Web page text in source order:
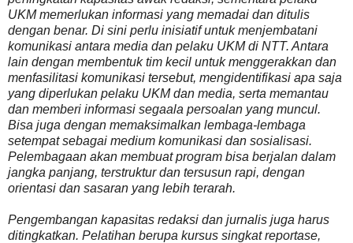
UKM memerlukan informasi yang memadai dan ditulis
dengan benar. Di sini perlu inisiatif untuk menjembatani
komunikasi antara media dan pelaku UKM di NTT. Antara
lain dengan membentuk tim kecil untuk menggerakkan dan
menfasilitasi komunikasi tersebut, mengidentifikasi apa saja
yang diperlukan pelaku UKM dan media, serta memantau
dan memberi informasi segaala persoalan yang muncul.
Bisa juga dengan memaksimalkan lembaga-lembaga
setempat sebagai medium komunikasi dan sosialisasi.
Pelembagaan akan membuat program bisa berjalan dalam
jangka panjang, terstruktur dan tersusun rapi, dengan
orientasi dan sasaran yang lebih terarah.
Pengembangan kapasitas redaksi dan jurnalis juga harus
ditingkatkan. Pelatihan berupa kursus singkat reportase,